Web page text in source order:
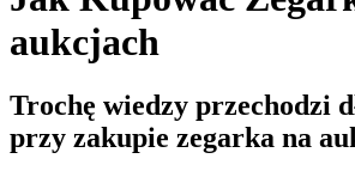
aukcjach
Trochę wiedzy przechodzi
przy zakupie zegarka na